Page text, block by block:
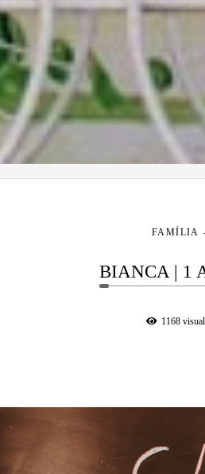
FAMÍLIA
BIANCA | 1
1168